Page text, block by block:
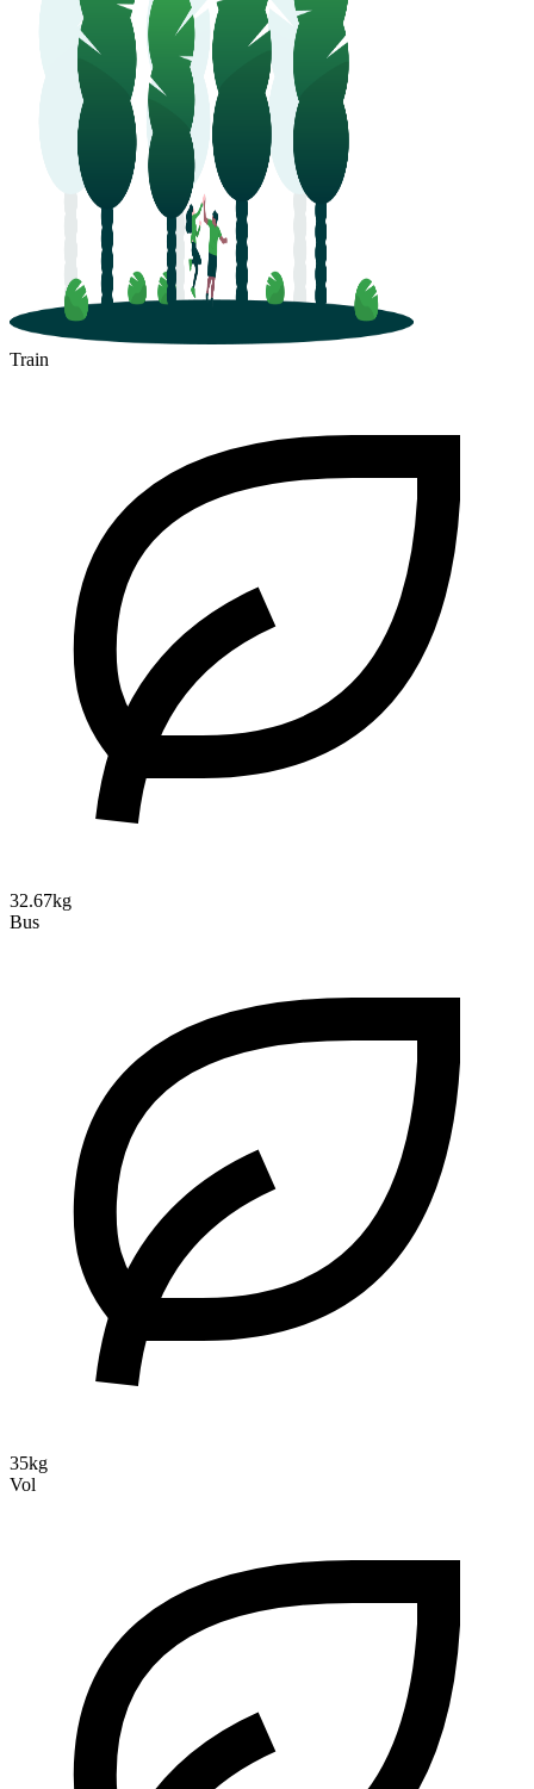
Train
32.67kg
Bus
35kg
Vol